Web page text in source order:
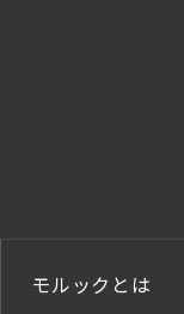
モルックとは